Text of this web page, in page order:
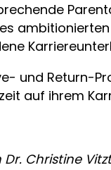
und Return-
auf ihrem
Christine